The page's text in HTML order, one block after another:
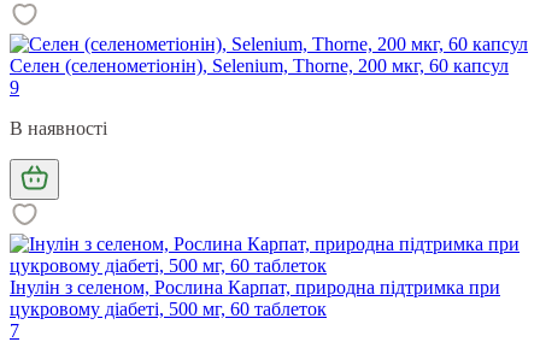
Селен (селенометіонін), Selenium, Thorne, 200 мкг, 60 капсул
9
В наявності
Інулін з селеном, Рослина Карпат, природна підтримка при
цукровому діабеті, 500 мг, 60 таблеток
7